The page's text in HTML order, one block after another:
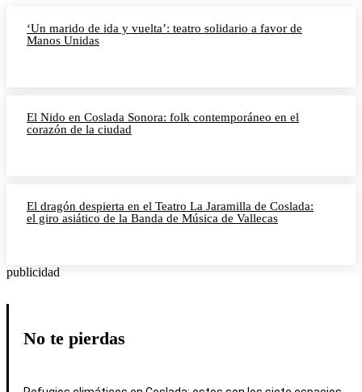
‘Un marido de ida y vuelta’: teatro solidario a favor de
Manos Unidas
El Nido en Coslada Sonora: folk contemporáneo en el
corazón de la ciudad
El dragón despierta en el Teatro La Jaramilla de Coslada:
el giro asiático de la Banda de Música de Vallecas
publicidad
No te pierdas